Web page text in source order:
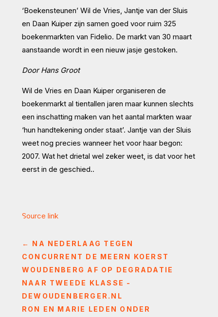
‘Boekensteunen’ Wil de Vries, Jantje van der Sluis
en Daan Kuiper zijn samen goed voor ruim 325
boekenmarkten van Fidelio. De markt van 30 maart
aanstaande wordt in een nieuw jasje gestoken.
Door Hans Groot
Wil de Vries en Daan Kuiper organiseren de
boekenmarkt al tientallen jaren maar kunnen slechts
een inschatting maken van het aantal markten waar
‘hun handtekening onder staat’. Jantje van der Sluis
weet nog precies wanneer het voor haar begon:
2007. Wat het drietal wel zeker weet, is dat voor het
eerst in de geschied..
Source link
← NA NEDERLAAG TEGEN
CONCURRENT DE MEERN KOERST
WOUDENBERG AF OP DEGRADATIE
NAAR TWEEDE KLASSE -
DEWOUDENBERGER.NL
RON EN MARIE LEDEN ONDER